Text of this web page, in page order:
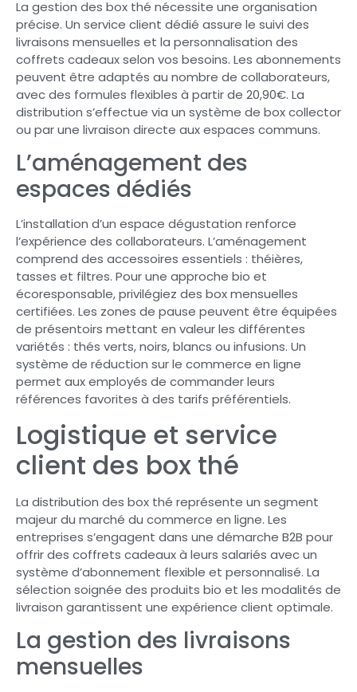
La gestion des box thé nécessite une organisation
précise. Un service client dédié assure le suivi des
livraisons mensuelles et la personnalisation des
coffrets cadeaux selon vos besoins. Les abonnements
peuvent être adaptés au nombre de collaborateurs,
avec des formules flexibles à partir de 20,90€. La
distribution s’effectue via un système de box collector
ou par une livraison directe aux espaces communs.
L’aménagement des
espaces dédiés
L’installation d’un espace dégustation renforce
l’expérience des collaborateurs. L’aménagement
comprend des accessoires essentiels : théières,
tasses et filtres. Pour une approche bio et
écoresponsable, privilégiez des box mensuelles
certifiées. Les zones de pause peuvent être équipées
de présentoirs mettant en valeur les différentes
variétés : thés verts, noirs, blancs ou infusions. Un
système de réduction sur le commerce en ligne
permet aux employés de commander leurs
références favorites à des tarifs préférentiels.
Logistique et service
client des box thé
La distribution des box thé représente un segment
majeur du marché du commerce en ligne. Les
entreprises s’engagent dans une démarche B2B pour
offrir des coffrets cadeaux à leurs salariés avec un
système d’abonnement flexible et personnalisé. La
sélection soignée des produits bio et les modalités de
livraison garantissent une expérience client optimale.
La gestion des livraisons
mensuelles